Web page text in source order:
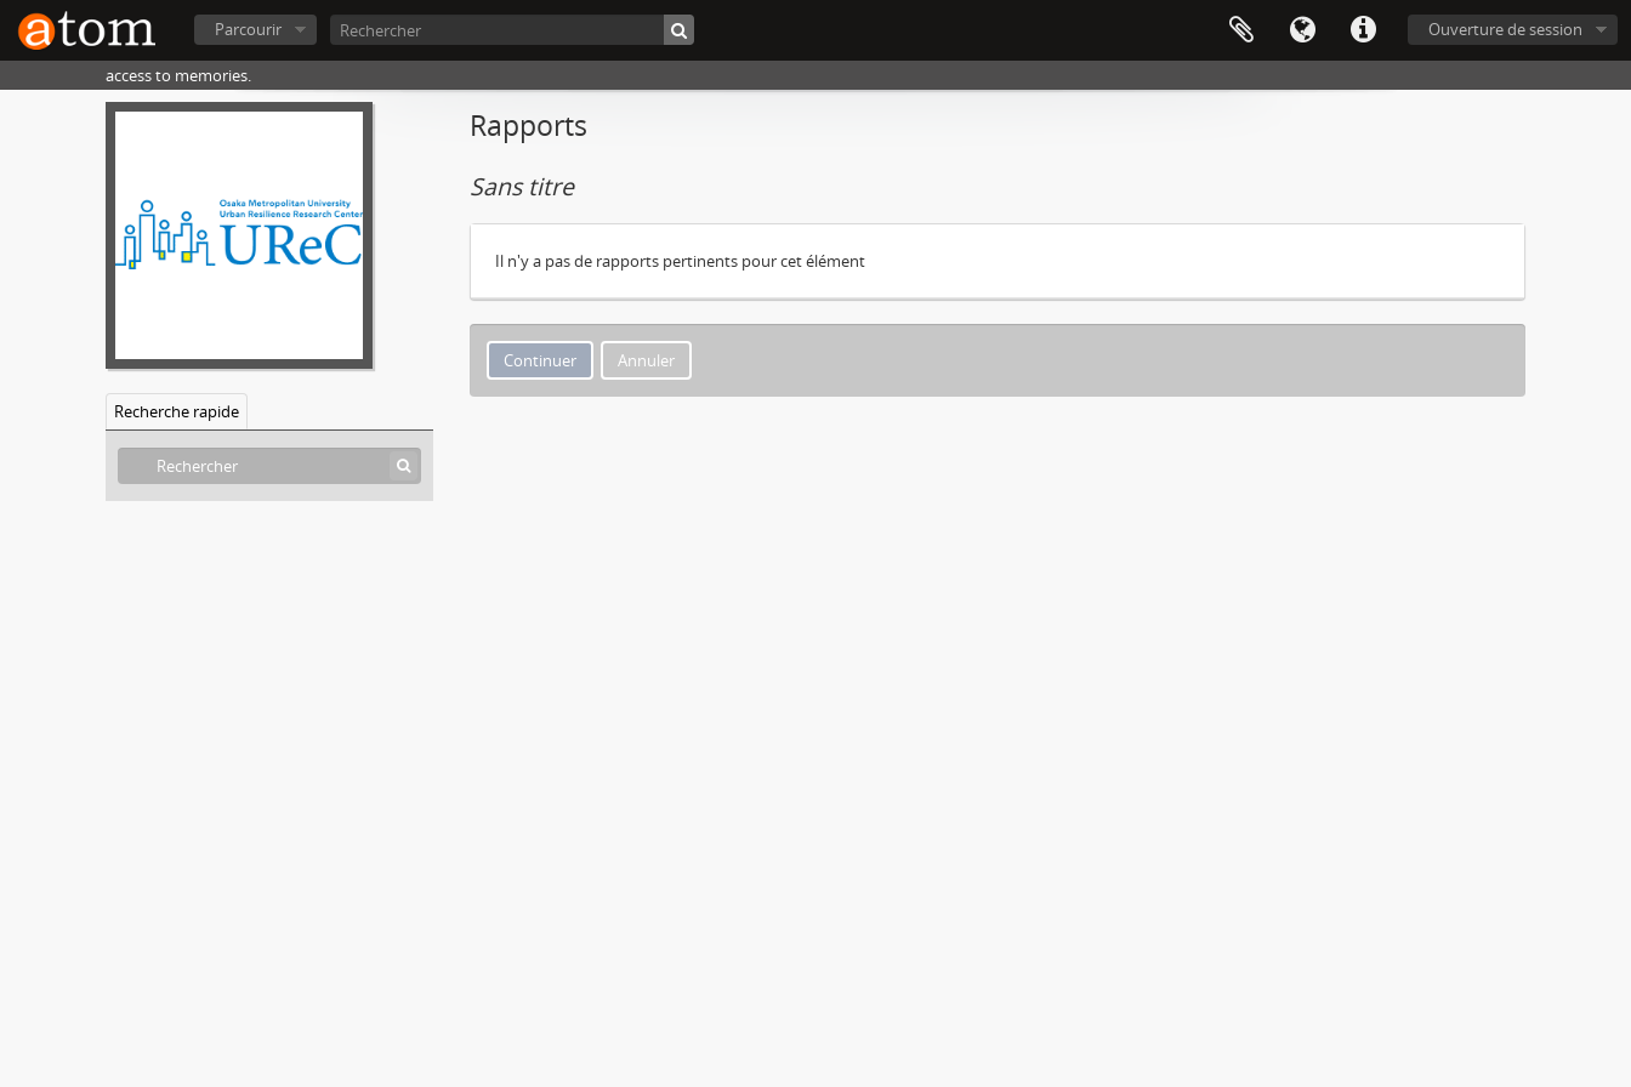
Ouverture de session
Parcourir
access to memories.
Recherche rapide
Rapports
Sans titre
Il n'y a pas de rapports pertinents pour cet élément
Annuler